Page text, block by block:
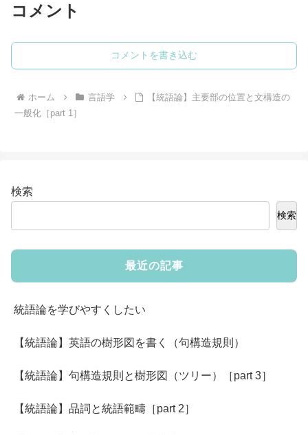
コメント
コメントを書き込む
ホーム 言語学
【統語論】主要部の位置と文構造の
一般化［part 1］
検索
検索
最近の記事
統語論を学びやすくしたい
【統語論】英語の樹形図を書く（句構造規則）
【統語論】句構造規則と樹形図（ツリー）［part 3］
【統語論】品詞と統語範疇［part 2］